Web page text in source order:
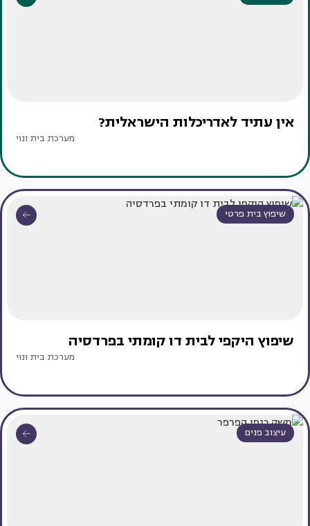
אין עתיד לאדריכלות הישראלית?
מערכת בית ונוי
שיפוץ בית פרטי
שיפוץ היקפי לבית דו קומתי בפרדסיה
מערכת בית ונוי
עיצוב פנים